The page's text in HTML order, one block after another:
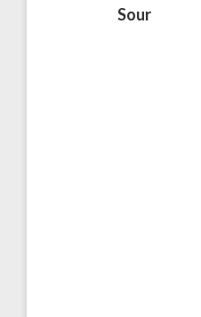
Previous
Sour